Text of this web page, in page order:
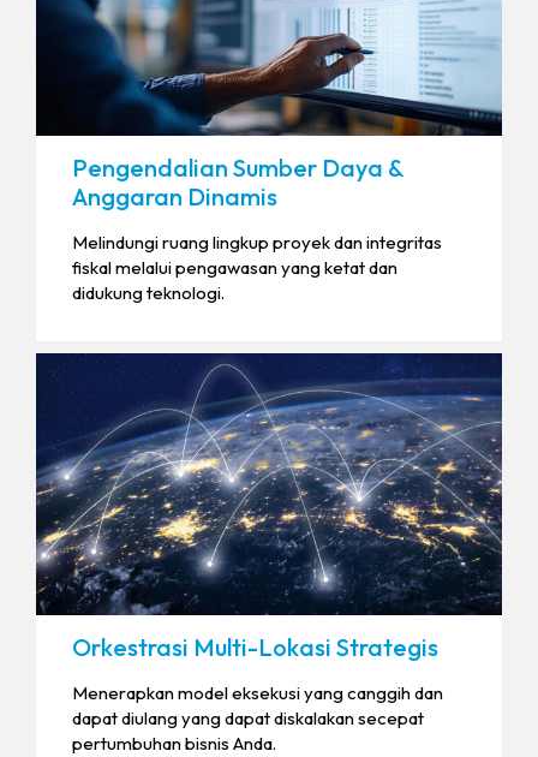
Pengendalian Sumber Daya &
Anggaran Dinamis
Melindungi ruang lingkup proyek dan integritas
fiskal melalui pengawasan yang ketat dan
didukung teknologi.
Orkestrasi Multi-Lokasi Strategis
Menerapkan model eksekusi yang canggih dan
dapat diulang yang dapat diskalakan secepat
pertumbuhan bisnis Anda.